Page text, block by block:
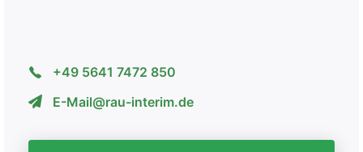
+49 5641 7472 850
E-Mail@rau-interim.de